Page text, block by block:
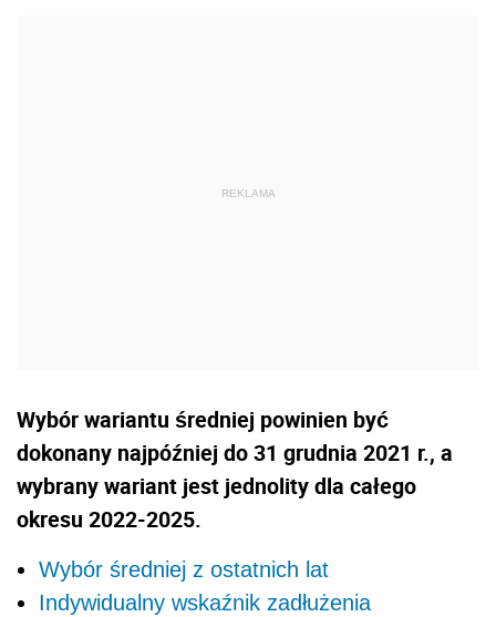
Wybór wariantu średniej powinien być
dokonany najpóźniej do 31 grudnia 2021 r., a
wybrany wariant jest jednolity dla całego
okresu 2022-2025.
Wybór średniej z ostatnich lat
Indywidualny wskaźnik zadłużenia